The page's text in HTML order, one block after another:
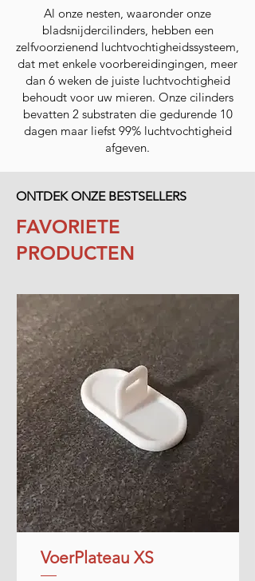
Al onze nesten, waaronder onze
bladsnijdercilinders, hebben een
zelfvoorzienend luchtvochtigheidssysteem,
dat met enkele voorbereidingingen, meer
dan 6 weken de juiste luchtvochtigheid
behoudt voor uw mieren. Onze cilinders
bevatten 2 substraten die gedurende 10
dagen maar liefst 99% luchtvochtigheid
afgeven.
ONTDEK ONZE BESTSELLERS
FAVORIETE
PRODUCTEN
VoerPlateau XS